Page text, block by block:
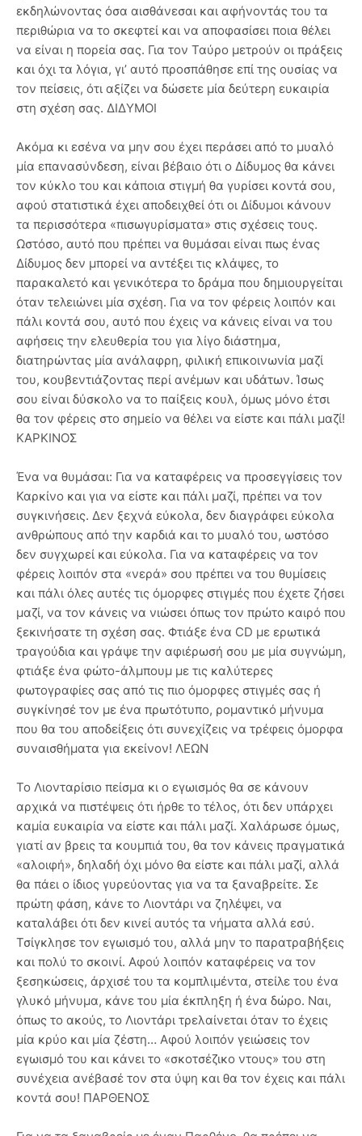
εκδηλώνοντας όσα αισθάνεσαι και αφήνοντάς του τα
περιθώρια να το σκεφτεί και να αποφασίσει ποια θέλει
να είναι η πορεία σας. Για τον Ταύρο μετρούν οι πράξεις
και όχι τα λόγια, γι’ αυτό προσπάθησε επί της ουσίας να
τον πείσεις, ότι αξίζει να δώσετε μία δεύτερη ευκαιρία
στη σχέση σας. ΔΙΔΥΜΟΙ
Ακόμα κι εσένα να μην σου έχει περάσει από το μυαλό
μία επανασύνδεση, είναι βέβαιο ότι ο Δίδυμος θα κάνει
τον κύκλο του και κάποια στιγμή θα γυρίσει κοντά σου,
αφού στατιστικά έχει αποδειχθεί ότι οι Δίδυμοι κάνουν
τα περισσότερα «πισωγυρίσματα» στις σχέσεις τους.
Ωστόσο, αυτό που πρέπει να θυμάσαι είναι πως ένας
Δίδυμος δεν μπορεί να αντέξει τις κλάψες, το
παρακαλετό και γενικότερα το δράμα που δημιουργείται
όταν τελειώνει μία σχέση. Για να τον φέρεις λοιπόν και
πάλι κοντά σου, αυτό που έχεις να κάνεις είναι να του
αφήσεις την ελευθερία του για λίγο διάστημα,
διατηρώντας μία ανάλαφρη, φιλική επικοινωνία μαζί
του, κουβεντιάζοντας περί ανέμων και υδάτων. Ίσως
σου είναι δύσκολο να το παίξεις κουλ, όμως μόνο έτσι
θα τον φέρεις στο σημείο να θέλει να είστε και πάλι μαζί!
ΚΑΡΚΙΝΟΣ
Ένα να θυμάσαι: Για να καταφέρεις να προσεγγίσεις τον
Καρκίνο και για να είστε και πάλι μαζί, πρέπει να τον
συγκινήσεις. Δεν ξεχνά εύκολα, δεν διαγράφει εύκολα
ανθρώπους από την καρδιά και το μυαλό του, ωστόσο
δεν συγχωρεί και εύκολα. Για να καταφέρεις να τον
φέρεις λοιπόν στα «νερά» σου πρέπει να του θυμίσεις
και πάλι όλες αυτές τις όμορφες στιγμές που έχετε ζήσει
μαζί, να τον κάνεις να νιώσει όπως τον πρώτο καιρό που
ξεκινήσατε τη σχέση σας. Φτιάξε ένα CD με ερωτικά
τραγούδια και γράψε την αφιέρωσή σου με μία συγνώμη,
φτιάξε ένα φώτο-άλμπουμ με τις καλύτερες
φωτογραφίες σας από τις πιο όμορφες στιγμές σας ή
συγκίνησέ τον με ένα πρωτότυπο, ρομαντικό μήνυμα
που θα του αποδείξεις ότι συνεχίζεις να τρέφεις όμορφα
συναισθήματα για εκείνον! ΛΕΩΝ
Το Λιονταρίσιο πείσμα κι ο εγωισμός θα σε κάνουν
αρχικά να πιστέψεις ότι ήρθε το τέλος, ότι δεν υπάρχει
καμία ευκαιρία να είστε και πάλι μαζί. Χαλάρωσε όμως,
γιατί αν βρεις τα κουμπιά του, θα τον κάνεις πραγματικά
«αλοιφή», δηλαδή όχι μόνο θα είστε και πάλι μαζί, αλλά
θα πάει ο ίδιος γυρεύοντας για να τα ξαναβρείτε. Σε
πρώτη φάση, κάνε το Λιοντάρι να ζηλέψει, να
καταλάβει ότι δεν κινεί αυτός τα νήματα αλλά εσύ.
Τσίγκλησε τον εγωισμό του, αλλά μην το παρατραβήξεις
και πολύ το σκοινί. Αφού λοιπόν καταφέρεις να τον
ξεσηκώσεις, άρχισέ του τα κομπλιμέντα, στείλε του ένα
γλυκό μήνυμα, κάνε του μία έκπληξη ή ένα δώρο. Ναι,
όπως το ακούς, το Λιοντάρι τρελαίνεται όταν το έχεις
μία κρύο και μία ζέστη… Αφού λοιπόν γειώσεις τον
εγωισμό του και κάνει το «σκοτσέζικο ντους» του στη
συνέχεια ανέβασέ τον στα ύψη και θα τον έχεις και πάλι
κοντά σου! ΠΑΡΘΕΝΟΣ